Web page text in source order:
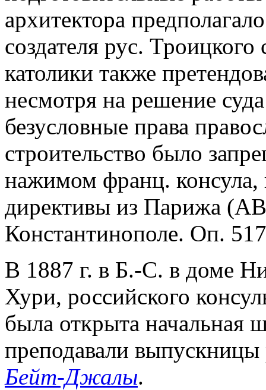
архитектора
создателя рус.
католики также
несмотря на решение
безусловные права
строительство было
нажимом франц. консула,
директивы из Парижа
Константинополе. Оп.
В 1887 г. в Б.-С. в доме
Хури, российского
была открыта начальная
преподавали выпускницы
Бейт-Джалы.